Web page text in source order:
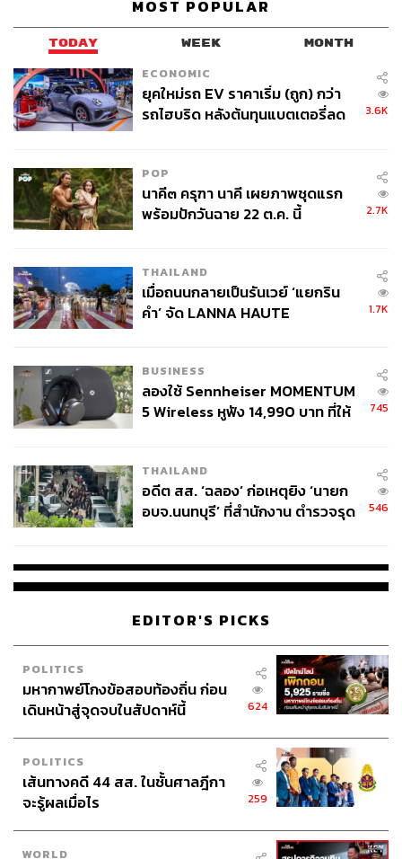
MOST POPULAR
TODAY WEEK MONTH
ECONOMIC
ยุคใหม่รถ EV ราคาเริ่ม (ถูก) กว่า
รถไฮบริด หลังต้นทุนแบตเตอรี่ลด
3.6K
POP
นาคี๓ ครุฑา นาคี เผยภาพชุดแรก
พร้อมปักวันฉาย 22 ต.ค. นี้
2.7K
THAILAND
เมื่อถนนกลายเป็นรันเวย์ ‘แยกริน
คำ’ จัด LANNA HAUTE
1.7K
BUSINESS
ลองใช้ Sennheiser MOMENTUM
5 Wireless หูฟัง 14,990 บาท ที่ให้
745
THAILAND
อดีต สส. ‘ฉลอง’ ก่อเหตุยิง ‘นายก
อบจ.นนทบุรี’ ที่สำนักงาน ตำรวจรุด
546
EDITOR'S PICKS
POLITICS
มหากาพย์โกงข้อสอบท้องถิ่น ก่อน
เดินหน้าสู่จุดจบในสัปดาห์นี้
624
POLITICS
เส้นทางคดี 44 สส. ในชั้นศาลฎีกา
จะรู้ผลเมื่อไร
259
WORLD